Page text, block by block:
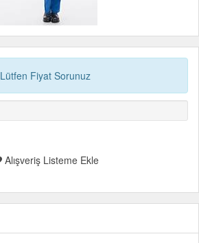
Lütfen Fiyat Sorunuz
Alışveriş Listeme Ekle